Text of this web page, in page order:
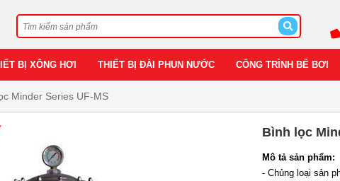
BỊ XÔNG HƠI THIẾT BỊ ĐÀI PHUN NƯỚC CÔNG TRÌNH BỂ BƠI
Minder Series UF-MS
Bình lọc
Mô tả sản phẩm:
- Chủng loại sản